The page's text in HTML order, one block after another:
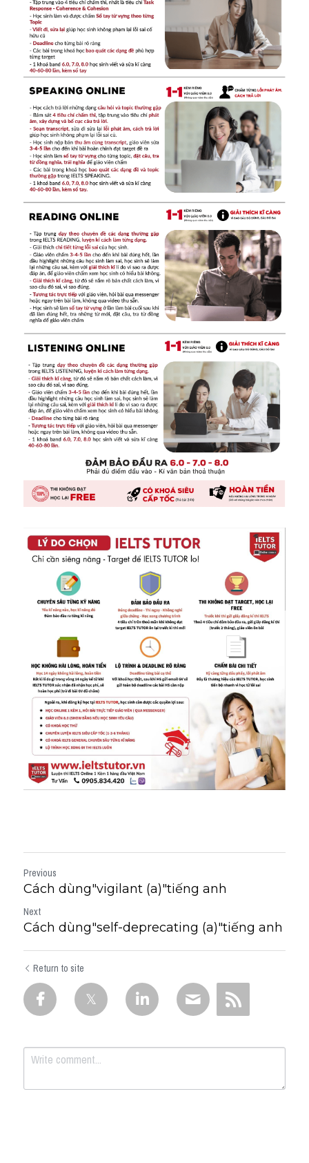
Previous
Cách dùng"vigilant (a)"tiếng anh
Next
Cách dùng"self-deprecating (a)"tiếng anh
Return to site